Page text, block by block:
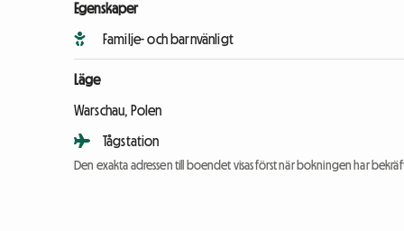
Egenskaper
Familje- och barnvänligt
Läge
Warschau, Polen
Tågstation
Den exakta adressen till boendet visas först när bokningen har